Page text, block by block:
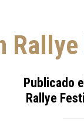
Publicado
Rallye